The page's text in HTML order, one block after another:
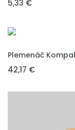
5,33 €
VLOŽIT DO KOŠÍKU
Plemenáč
42,17 €